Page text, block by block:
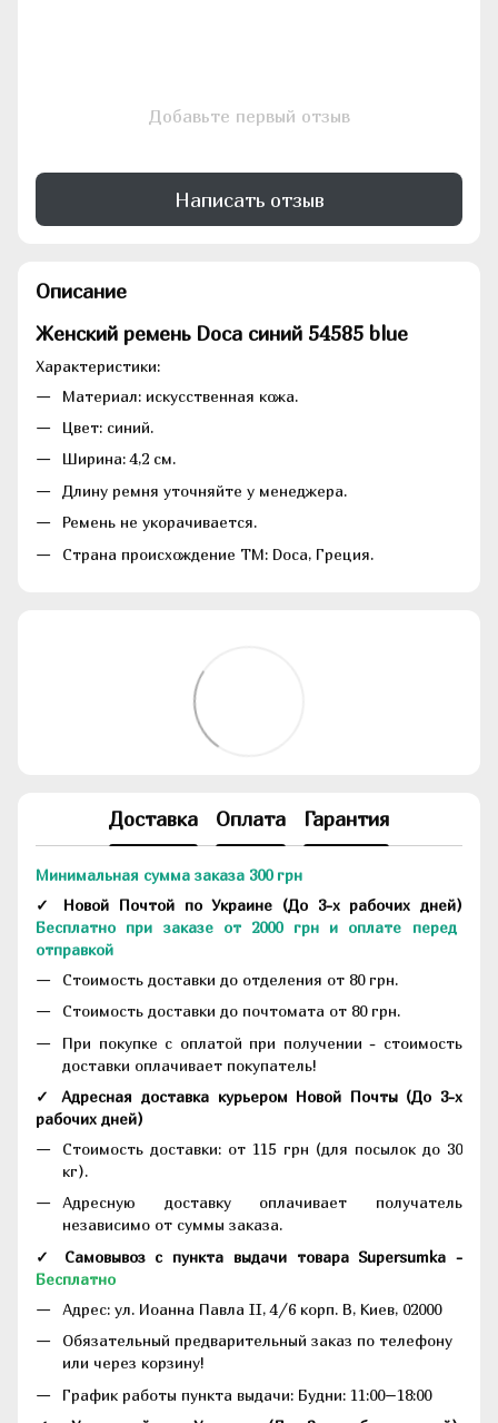
Добавьте первый отзыв
Написать отзыв
Описание
Женский ремень Doca синий 54585 blue
Характеристики:
Материал: искусственная кожа.
Цвет: синий.
Ширина: 4,2 см.
Длину ремня уточняйте у менеджера.
Ремень не укорачивается.
Страна происхождение ТМ: Doca, Греция.
Доставка Оплата Гарантия
Минимальная сумма заказа 300 грн
✓ Новой Почтой по Украине (До 3-х рабочих дней)
Бесплатно при заказе от 2000 грн и оплате перед
отправкой
Стоимость доставки до отделения от 80 грн.
Стоимость доставки до почтомата от 80 грн.
При покупке с оплатой при получении - стоимость
доставки оплачивает покупатель!
✓ Адресная доставка курьером Новой Почты (До 3-х
рабочих дней)
Стоимость доставки: от 115 грн (для посылок до 30
кг).
Адресную доставку оплачивает получатель
независимо от суммы заказа.
✓ Самовывоз с пункта выдачи товара Supersumka -
Бесплатно
Адрес: ул. Иоанна Павла II, 4/6 корп. В, Киев, 02000
Обязательный предварительный заказ по телефону
или через корзину!
График работы пункта выдачи: Будни: 11:00–18:00